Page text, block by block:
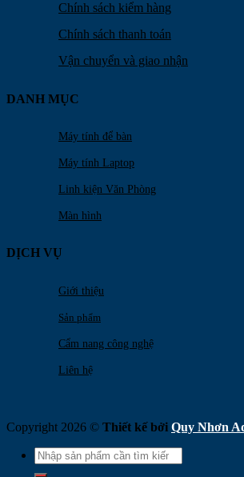
Chính sách kiểm hàng
Chính sách thanh toán
Vận chuyển và giao nhận
DANH MỤC
Máy tính để bàn
Máy tính Laptop
Linh kiện Văn Phòng
Màn hình
DỊCH VỤ
Giới thiệu
Sản phẩm
Cẩm nang công nghệ
Liên hệ
Copyright 2026 © Thiết kế bởi Quy Nhơn
Search
for: